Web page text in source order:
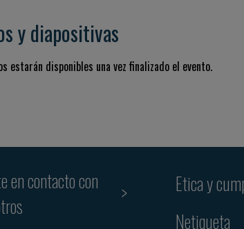
y diapositivas
estarán disponibles una vez finalizado el evento.
en contacto con
Etica y
Netiqueta